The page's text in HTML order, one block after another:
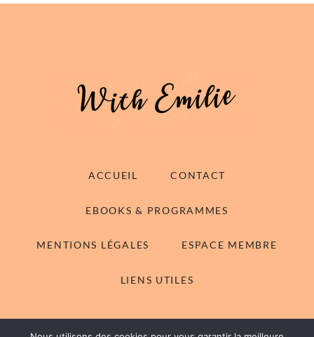
ACCUEIL CONTACT
EBOOKS & PROGRAMMES
MENTIONS LÉGALES ESPACE MEMBRE
LIENS UTILES